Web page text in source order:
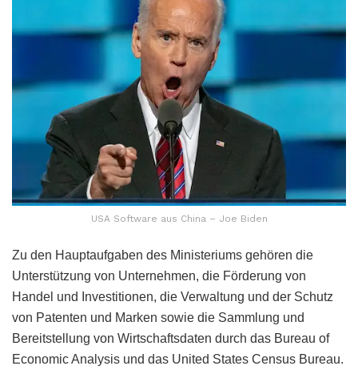
USA Software aus China – Joe Biden
Zu den Hauptaufgaben des Ministeriums gehören die
Unterstützung von Unternehmen, die Förderung von
Handel und Investitionen, die Verwaltung und der Schutz
von Patenten und Marken sowie die Sammlung und
Bereitstellung von Wirtschaftsdaten durch das Bureau of
Economic Analysis und das United States Census Bureau.